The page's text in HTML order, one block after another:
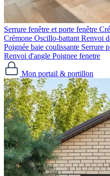
Serrure fenêtre et porte fenêtre
Crémone Oscillo-battant Renvoi
Poignée baie coulissante Serrure
Renvoi d'angle Poignee fenetre
Mon portail & portillon